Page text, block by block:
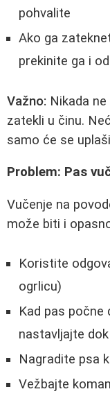
pohvalite
Ako ga
prekinite ga i
Važno: Nikada
zatekli u činu.
samo će se
Problem: Pas
Vučenje na
može biti i
Koristite
ogrlicu)
Kad pas počne
nastavljajte
Nagradite psa
Vežbajte